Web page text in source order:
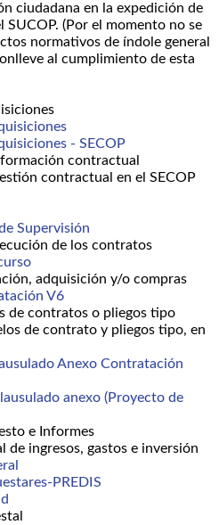
ciudadana en la expedición de
SUCOP. (Por el momento no se
normativos de índole general
al cumplimiento de esta
- SECOP
contractual
contractual en el SECOP
Supervisión
de los contratos
adquisición y/o compras
V6
de contratos o pliegos tipo
de contrato y pliegos tipo, en
Anexo Contratación
anexo (Proyecto de
e Informes
de ingresos, gastos e inversión
PREDIS